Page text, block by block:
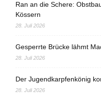
Ran an die Schere:
Kössern
28. Juli 2026
Gesperrte Brücke lähmt
28. Juli 2026
Der Jugendkarpfenkönig
28. Juli 2026